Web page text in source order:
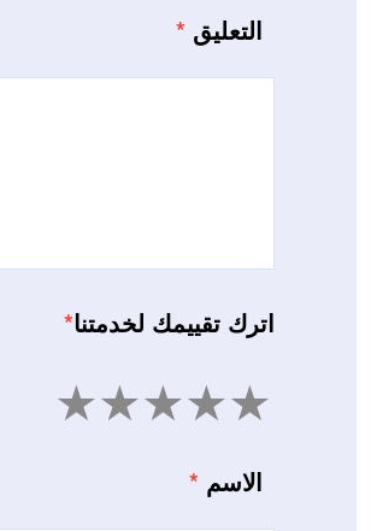
التعليق *
اترك تقييمك لخدمتنا*
4 3 2 1
الاسم *